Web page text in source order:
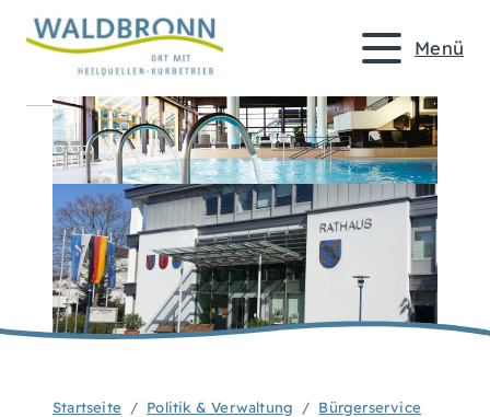
Menü
Startseite Politik & Verwaltung
Bürgerservice